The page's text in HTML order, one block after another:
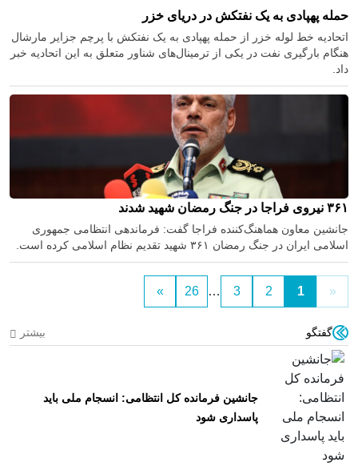
حمله پهپادی به یک نفتکش در دریای خزر
اتحادیه خط لوله خزر از حمله پهپادی به یک نفتکش با پرچم جزایر مارشال
هنگام بارگیری نفت در یکی از ترمینال‌های شناور متعلق به این اتحادیه خبر
داد.
۳۶۱ نیروی فراجا در جنگ رمضان شهید شدند
جانشین معاون هماهنگ‌کننده فراجا گفت: فرماندهی انتظامی جمهوری
اسلامی ایران در جنگ رمضان ۳۶۱ شهید تقدیم نظام اسلامی کرده است.
«
1
2
3
…
26
»
گفتگو بیشتر
جانشین فرمانده کل انتظامی: انسجام ملی باید
پاسداری شود